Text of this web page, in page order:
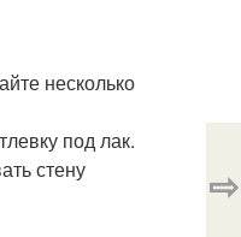
несколько
под лак.
стену
⇨